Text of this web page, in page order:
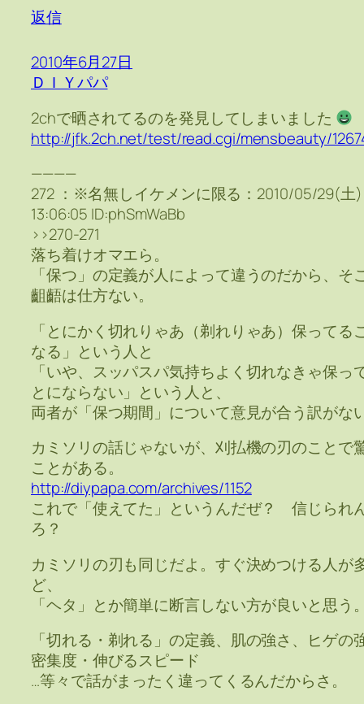
返信
2010年6月27日
ＤＩＹパパ
2chで晒されてるのを発見してしまいました
http://jfk.2ch.net/test/read.cgi/mensbeauty/
————
272 ：※名無しイケメンに限る：2010/05/29(土)
13:06:05 ID:phSmWaBb
>>270-271
落ち着けオマエら。
「保つ」の定義が人によって違うのだから、そ
齟齬は仕方ない。
「とにかく切れりゃあ（剃れりゃあ）保ってる
なる」という人と
「いや、スッパスパ気持ちよく切れなきゃ保っ
とにならない」という人と、
両者が「保つ期間」について意見が合う訳がな
カミソリの話じゃないが、刈払機の刃のことで
ことがある。
http://diypapa.com/archives/1152
これで「使えてた」というんだぜ？ 信じられ
ろ？
カミソリの刃も同じだよ。すぐ決めつける人が
ど、
「ヘタ」とか簡単に断言しない方が良いと思う
「切れる・剃れる」の定義、肌の強さ、ヒゲの
密集度・伸びるスピード
…等々で話がまったく違ってくるんだからさ。